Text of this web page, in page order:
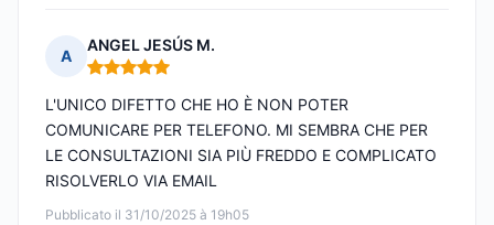
A
ANGEL JESÚS M.
Nota: 5 su 5
Pubblicato il 31/10/2025 à 19h05
L'UNICO DIFETTO CHE HO È NON POTER
COMUNICARE PER TELEFONO. MI SEMBRA CHE PER
LE CONSULTAZIONI SIA PIÙ FREDDO E COMPLICATO
RISOLVERLO VIA EMAIL